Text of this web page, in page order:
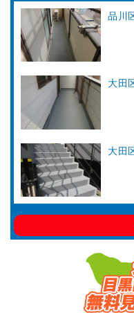
品川
大田
大田